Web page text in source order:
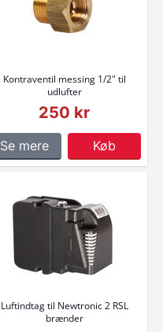
Kontraventil messing 1/2" til
udlufter
250 kr
Se mere Køb
Luftindtag til Newtronic 2 RSL
brænder